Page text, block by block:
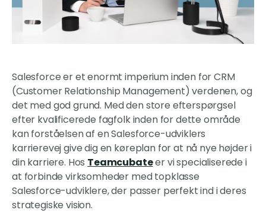
Salesforce er et enormt imperium inden for CRM
(Customer Relationship Management) verdenen, og
det med god grund. Med den store efterspørgsel
efter kvalificerede fagfolk inden for dette område
kan forståelsen af en Salesforce-udviklers
karrierevej give dig en køreplan for at nå nye højder i
din karriere. Hos Teamcubateer vi specialiserede i
at forbinde virksomheder med topklasse
Salesforce-udviklere, der passer perfekt ind i deres
strategiske vision.